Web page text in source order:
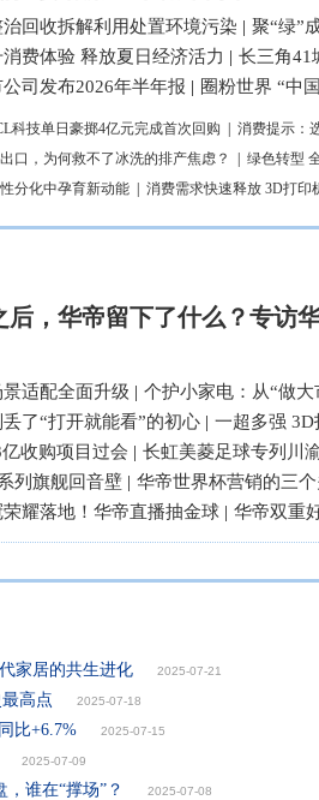
回收拆解利用处置环境污染 | 聚“绿”
费体验 释放夏日经济活力 | 长三角41
司发布2026年半年报 | 圈粉世界 “中
科技单日豪掷4亿元完成首次回购
消费提示：
口，为何救不了冰洗的排产焦虑？
绿色转型
分化中孕育新动能
消费需求快速释放 3D打印
后，华帝留下了什么？专访
适配全面升级 | 个护小家电：从“做大
了“打开就能看”的初心 | 一超多强 3D
收购项目过会 | 长虹美菱足球专列川
列旗舰回音壁 | 华帝世界杯营销的三
耀落地！华帝直播抽金球 | 华帝双重
家居的共生进化‌ 2025-07-21
高点 2025-07-18
比+6.7% 2025-07-15
2025-07-09
谁在“撑场”？ 2025-07-08